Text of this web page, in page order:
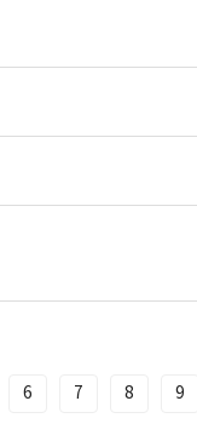
6 7 8 9